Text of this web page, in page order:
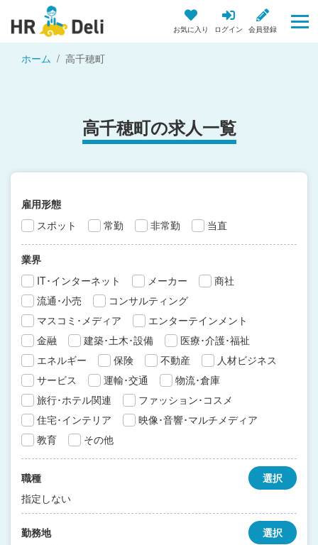
お気に入り ログイン 会員登録
ホーム 高千穂町
高千穂町の求人一覧
雇用形態
スポット
常勤 非常勤 当直
業界
IT･インターネット
メーカー
商社
流通･小売
コンサルティング
マスコミ･メディア
エンターテインメント
金融
建築･土木･設備
医療･介護･福祉
エネルギー
保険 不動産
人材ビジネス
サービス
運輸･交通
物流･倉庫
旅行･ホテル関連
ファッション･コスメ
住宅･インテリア
映像･音響･マルチメディア
教育
その他
職種
指定しない
選択
勤務地
選択